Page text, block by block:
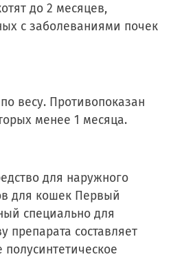
до 2 месяцев,
с заболеваниями почек
весу. Противопоказан
менее 1 месяца.
для наружного
для кошек Первый
специально для
препарата составляет